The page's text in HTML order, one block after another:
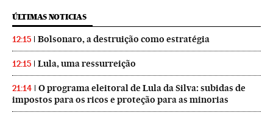
ÚLTIMAS NOTICIAS
12:15 Bolsonaro, a destruição como estratégia
12:15 Lula, uma ressurreição
21:14
O programa eleitoral de Lula da Silva: subidas de
impostos para os ricos e proteção para as minorias